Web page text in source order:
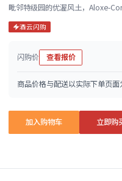
毗邻特级园的优渥风土，Aloxe-
酒云闪购
闪购价 查看报价
商品价格与配送以实际下单页面
加入购物车 立即购